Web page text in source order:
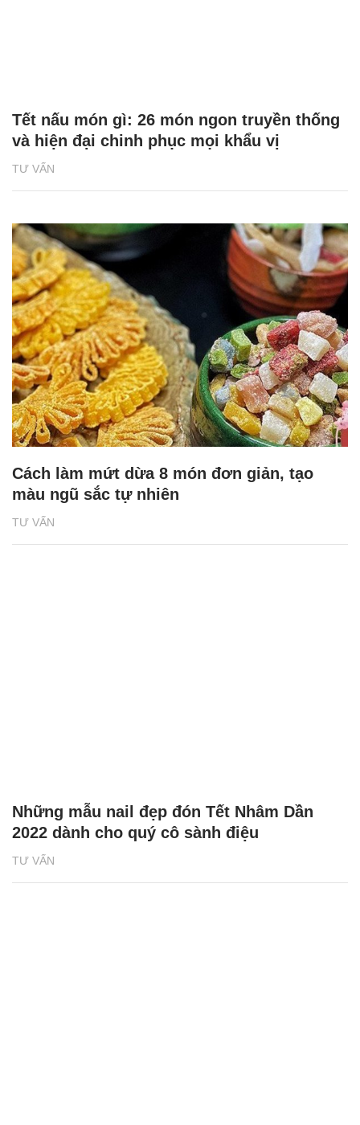
TƯ VẤN
Tết nấu món gì: 26 món ngon truyền thống
và hiện đại chinh phục mọi khẩu vị
TƯ VẤN
Cách làm mứt dừa 8 món đơn giản, tạo
màu ngũ sắc tự nhiên
TƯ VẤN
Những mẫu nail đẹp đón Tết Nhâm Dần
2022 dành cho quý cô sành điệu